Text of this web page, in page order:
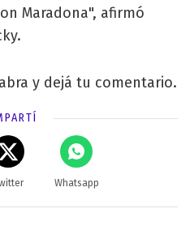
Maradona", afirmó
y dejá tu comentario.
Whatsapp